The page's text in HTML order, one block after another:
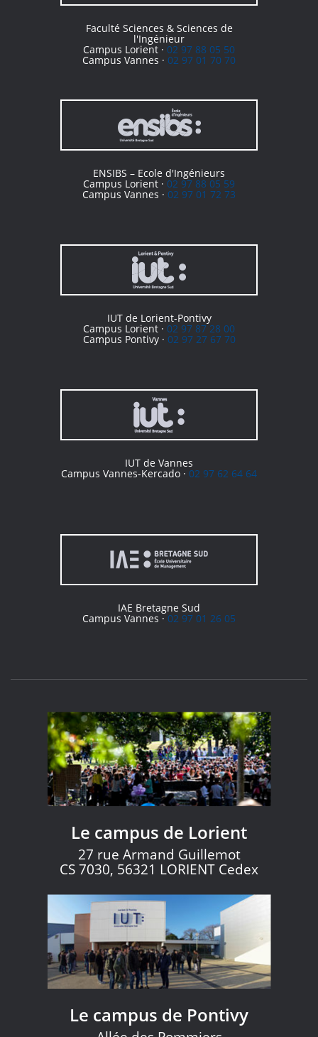
Faculté Sciences & Sciences de
l'Ingénieur
Campus Lorient · 02 97 88 05 50
Campus Vannes · 02 97 01 70 70
ENSIBS – Ecole d'Ingénieurs
Campus Lorient · 02 97 88 05 59
Campus Vannes · 02 97 01 72 73
IUT de Lorient-Pontivy
Campus Lorient · 02 97 87 28 00
Campus Pontivy · 02 97 27 67 70
IUT de Vannes
Campus Vannes-Kercado · 02 97 62 64 64
IAE Bretagne Sud
Campus Vannes ·02 97 01 26 05
Le campus de Lorient
27 rue Armand Guillemot
CS 7030, 56321 LORIENT Cedex
Le campus de Pontivy